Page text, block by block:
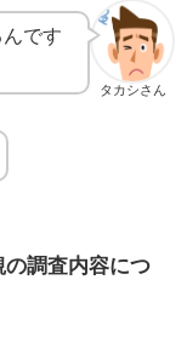
タカシさん
です
の調査内容につ